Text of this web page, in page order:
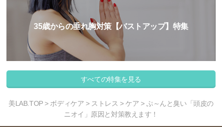
35歳からの垂れ胸対策【バストアップ】特集
すべての特集を見る
美LAB.TOP> ボディケア > ストレス >ケア > ぷ～んと臭い「頭皮の
ニオイ」原因と対策教えます！